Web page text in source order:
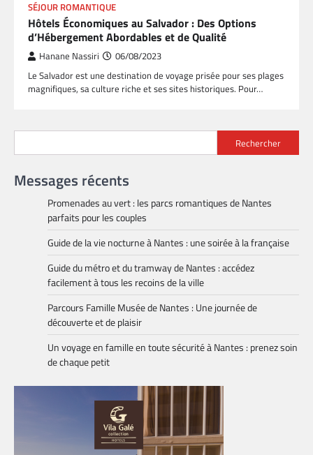
SÉJOUR ROMANTIQUE
Hôtels Économiques au Salvador : Des Options
d’Hébergement Abordables et de Qualité
Hanane Nassiri 06/08/2023
Le Salvador est une destination de voyage prisée pour ses plages
magnifiques, sa culture riche et ses sites historiques. Pour…
Rechercher
Messages récents
Promenades au vert : les parcs romantiques de Nantes
parfaits pour les couples
Guide de la vie nocturne à Nantes : une soirée à la française
Guide du métro et du tramway de Nantes : accédez
facilement à tous les recoins de la ville
Parcours Famille Musée de Nantes : Une journée de
découverte et de plaisir
Un voyage en famille en toute sécurité à Nantes : prenez soin
de chaque petit